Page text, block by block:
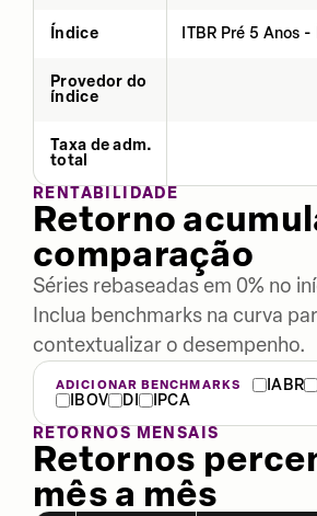
Índice ITBR Pré 5 Anos
Provedor do
índice
Taxa de adm.
total
RENTABILIDADE
Retorno
comparação
Séries rebaseadas em 0% no
Inclua benchmarks na curva
contextualizar o desempenho.
ADICIONAR BENCHMARKS IABR
IBOV
DI
IPCA
RETORNOS MENSAIS
Retornos
mês a mês